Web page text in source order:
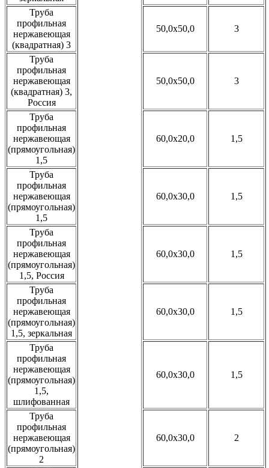
Труба
профильная
нержавеющая
(квадратная) 3
50,0x50,0 3
Труба
профильная
нержавеющая
(квадратная) 3,
Россия
50,0x50,0 3
Труба
профильная
нержавеющая
(прямоугольная)
1,5
60,0x20,0 1,5
Труба
профильная
нержавеющая
(прямоугольная)
1,5
60,0x30,0 1,5
Труба
профильная
нержавеющая
(прямоугольная)
1,5, Россия
60,0x30,0 1,5
Труба
профильная
нержавеющая
(прямоугольная)
1,5, зеркальная
60,0x30,0 1,5
Труба
профильная
нержавеющая
(прямоугольная)
1,5,
шлифованная
60,0x30,0 1,5
Труба
профильная
нержавеющая
(прямоугольная)
2
60,0x30,0 2